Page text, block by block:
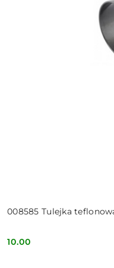
008585 Tulejka
Cena:
10.00